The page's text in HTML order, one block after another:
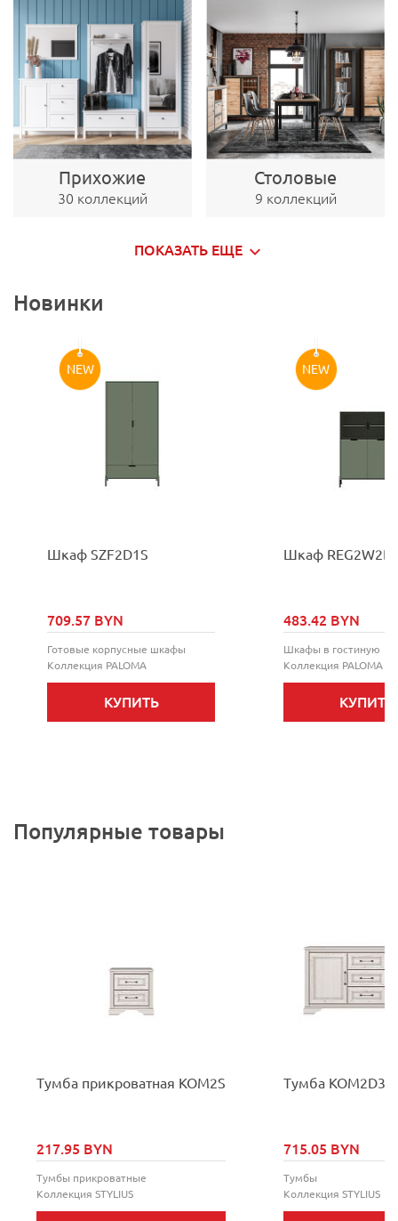
Прихожие
30 коллекций
Столовые
9 коллекций
ПОКАЗАТЬ ЕЩЕ
Новинки
Шкаф SZF2D1S
709.57 BYN
Готовые корпусные шкафы
Коллекция PALOMA
КУПИТЬ
Шкаф
483.42 BYN
Шкафы в гостиную
Коллекция PALOMA
КУПИТЬ
Популярные товары
Тумба прикроватная KOM2S
217.95 BYN
Тумбы прикроватные
Коллекция STYLIUS
Тумба KOM2D3S
715.05 BYN
Тумбы
Коллекция STYLIUS